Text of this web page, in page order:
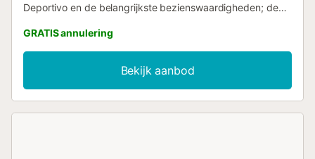
Deportivo en de belangrijkste bezienswaardigheden; deze
slaapkamer en 1 grote badkamer. U zult dit elegante loft in
de oude binnenstad van El Barrio nooit meer willen
verlaten. Om naar het appartement te gaan, moet u de
smalle trap naar de derde verdieping gebruiken. Gelegen
in het hart van de stad Alicante, kunt u lawaai verwachten,
GRATIS annulering
Bekijk aanbod